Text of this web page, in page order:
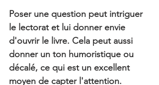
Poser une question peut intriguer
le lectorat et lui donner envie
d'ouvrir le livre. Cela peut aussi
donner un ton humoristique ou
décalé, ce qui est un excellent
moyen de capter l'attention.